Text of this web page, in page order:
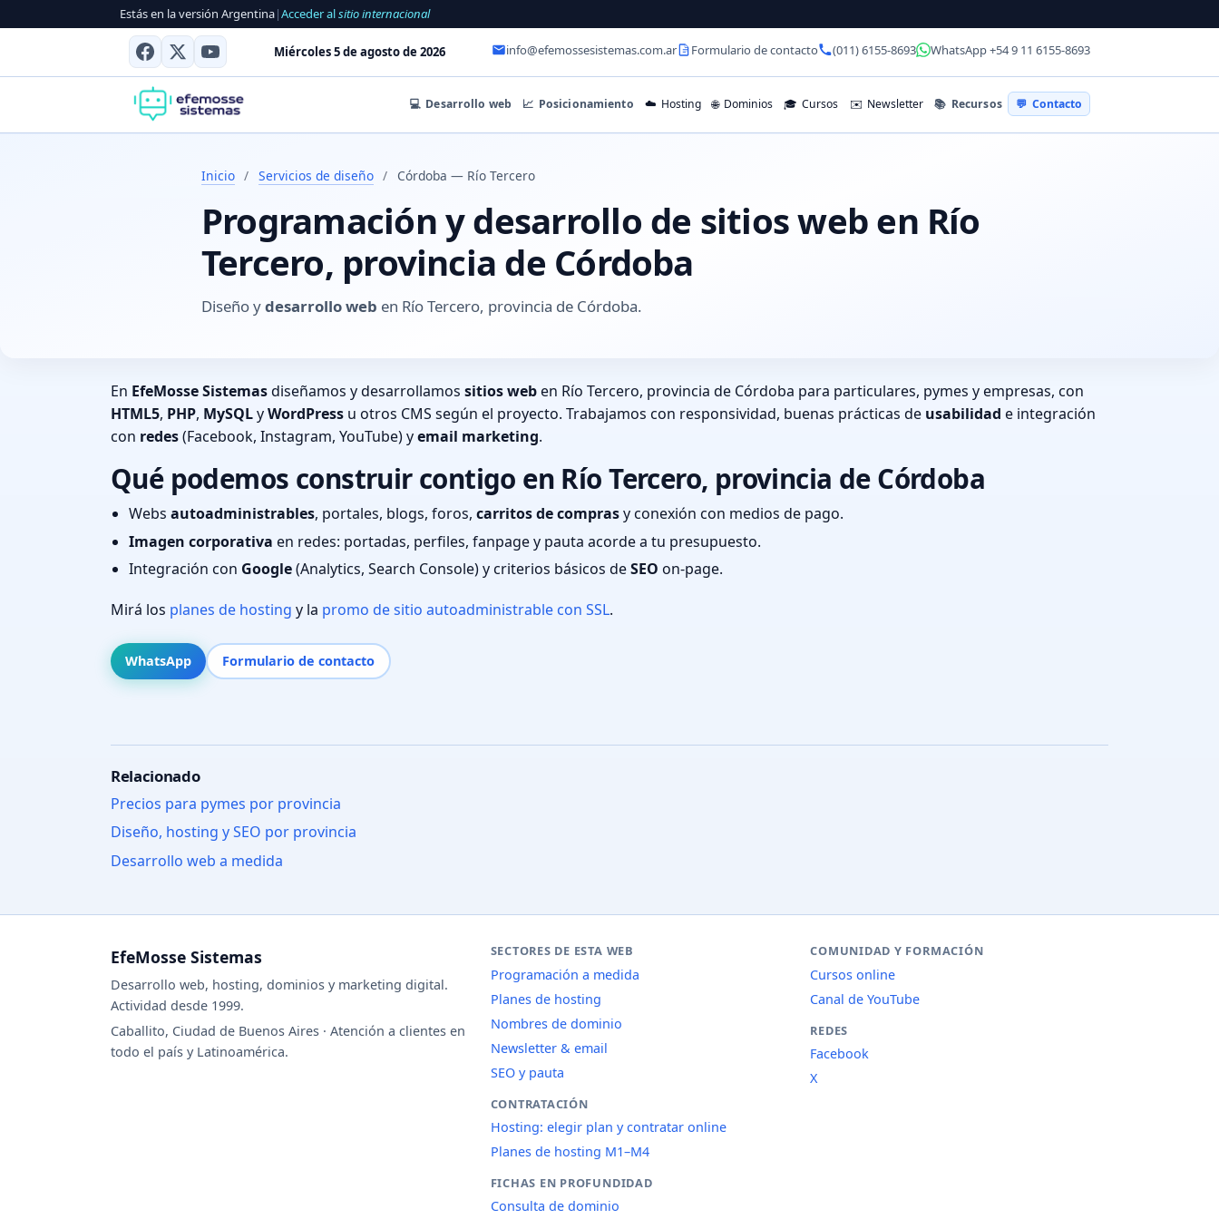
Estás en la versión Argentina|Acceder alsitio internacional
Miércoles 5 de agosto de 2026 info@efemossesistemas.com.ar Formulario de contacto (011) 6155-8693 WhatsApp +54 9 11 6155-8693
💻 Desarrollo web 📈 Posicionamiento ☁️ Hosting 🌐 Dominios 🎓 Cursos ✉️ Newsletter 📚 Recursos 💬 Contacto
Inicio / Servicios de diseño / Córdoba — Río Tercero
Programación y desarrollo de sitios web en Río
Tercero, provincia de Córdoba
Diseño ydesarrollo web en Río Tercero, provincia de Córdoba.
En EfeMosse Sistemasdiseñamos y desarrollamos sitios weben Río Tercero, provincia de Córdoba para particulares, pymes y empresas, con
HTML5, PHP, MySQLyWordPress u otros CMS según el proyecto. Trabajamos con responsividad, buenas prácticas de usabilidad e integración
con redes(Facebook, Instagram, YouTube) yemail marketing.
Qué podemos construir contigo en Río Tercero, provincia de Córdoba
Webs autoadministrables, portales, blogs, foros, carritos de comprasy conexión con medios de pago.
Imagen corporativa en redes: portadas, perfiles, fanpage y pauta acorde a tu presupuesto.
Integración con Google(Analytics, Search Console) y criterios básicos deSEO on-page.
Mirá los planes de hosting y la promo de sitio autoadministrable con SSL.
WhatsApp Formulario de contacto
Relacionado
Precios para pymes por provincia
Diseño, hosting y SEO por provincia
Desarrollo web a medida
EfeMosse Sistemas
Desarrollo web, hosting, dominios y marketing digital.
Actividad desde 1999.
Caballito, Ciudad de Buenos Aires · Atención a clientes en
todo el país y Latinoamérica.
SECTORES DE ESTA WEB
Programación a medida
Planes de hosting
Nombres de dominio
Newsletter & email
SEO y pauta
CONTRATACIÓN
Hosting: elegir plan y contratar online
Planes de hosting M1–M4
FICHAS EN PROFUNDIDAD
Consulta de dominio
COMUNIDAD Y FORMACIÓN
Cursos online
Canal de YouTube
REDES
Facebook
X